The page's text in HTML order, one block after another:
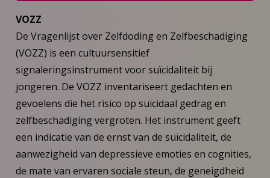
VOZZ
De Vragenlijst over Zelfdoding en Zelfbeschadiging
(VOZZ) is een cultuursensitief
signaleringsinstrument voor suïcidaliteit bij
jongeren. De VOZZ inventariseert gedachten en
gevoelens die het risico op suïcidaal gedrag en
zelfbeschadiging vergroten. Het instrument geeft
een indicatie van de ernst van de suïcidaliteit, de
aanwezigheid van depressieve emoties en cognities,
de mate van ervaren sociale steun, de geneigdheid